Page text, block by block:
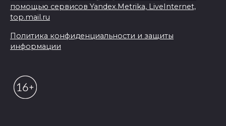
помощью сервисов Yandex.Metrika, LiveInternet,
top.mail.ru
Политика конфиденциальности и защиты
информации